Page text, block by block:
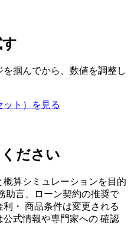
掴んでから、数値を調整し
ト）を見る
ださい
算シミュレーションを目的
助言、ローン契約の推奨で
・ 商品条件は変更される
式情報や専門家への 確認